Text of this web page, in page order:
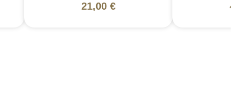
21,00 €